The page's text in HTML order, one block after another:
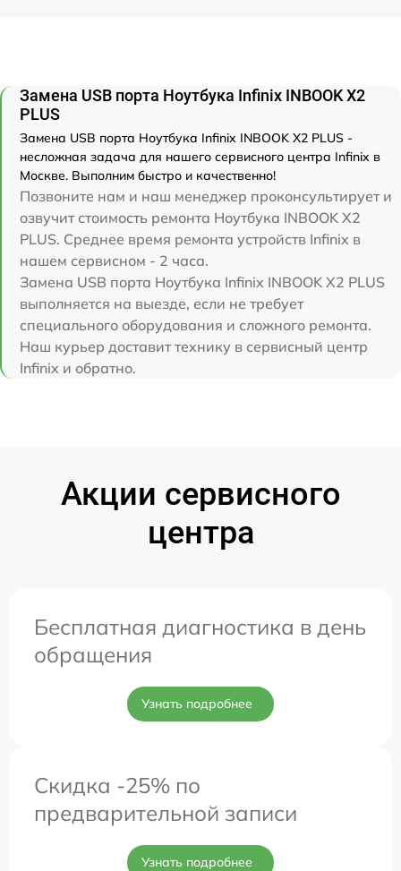
Замена USB порта Ноутбука Infinix INBOOK X2
PLUS
Замена USB порта Ноутбука Infinix INBOOK X2 PLUS -
несложная задача для нашего сервисного центра Infinix в
Москве. Выполним быстро и качественно!
Позвоните нам и наш менеджер проконсультирует и
озвучит стоимость ремонта Ноутбука INBOOK X2
PLUS. Среднее время ремонта устройств Infinix в
нашем сервисном - 2 часа.
Замена USB порта Ноутбука Infinix INBOOK X2 PLUS
выполняется на выезде, если не требует
специального оборудования и сложного ремонта.
Наш курьер доставит технику в сервисный центр
Infinix и обратно.
Акции сервисного
центра
Бесплатная диагностика в день
обращения
Узнать подробнее
Скидка -25% по
предварительной записи
Узнать подробнее